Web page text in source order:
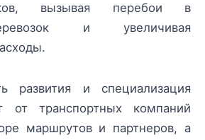
вызывая перебои в
и увеличивая
развития и специализация
от транспортных компаний
маршрутов и партнеров, а